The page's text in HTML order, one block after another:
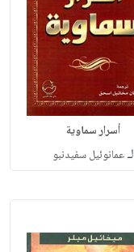
أسرار سماوية
لـعمانوئيل سفيدنبو